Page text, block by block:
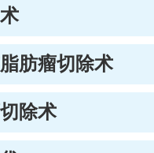
肪瘤切除术
除术